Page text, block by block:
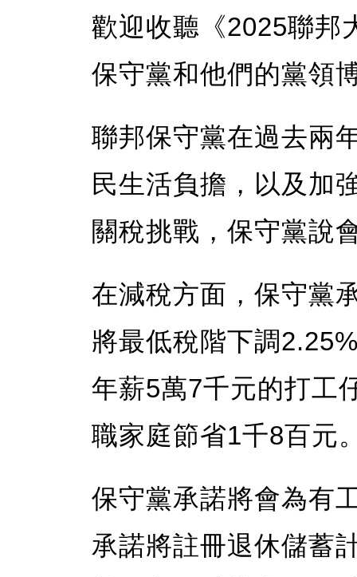
歡迎收聽《2025聯邦
保守黨和他們的黨領
聯邦保守黨在過去兩
民生活負擔，以及加
關稅挑戰，保守黨說
在減稅方面，保守黨
將最低稅階下調
年薪5萬7千元的打工
職家庭節省1千8百元
保守黨承諾將會為有
承諾將註冊退休儲蓄